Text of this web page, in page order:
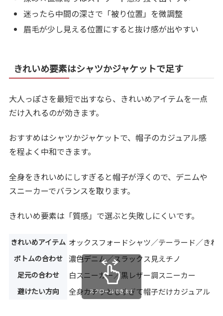
迷ったら中間の深さで「被り位置」を微調整
眉毛が少し見える位置にすると抜け感が出やすい
きれいめ要素はシャツかジャケットで足す
大人っぽさを最短で出すなら、きれいめアイテムを一点
だけ入れるのが効きます。
おすすめはシャツかジャケットで、帽子のカジュアル感
を程よく中和できます。
全身をきれいめにしすぎると帽子が浮くので、デニムや
スニーカーでバランスを取ります。
きれいめ要素は「質感」で選ぶと失敗しにくいです。
きれいめアイテム オックスフォードシャツ／テーラード／きれ
ボトムの合わせ 濃色デニム／スラックス見えチノ
足元の合わせ 白スニーカー／黒レザー調スニーカー
避けたい方向 全身カチッとしすぎて帽子だけカジュアル
スクロールできます